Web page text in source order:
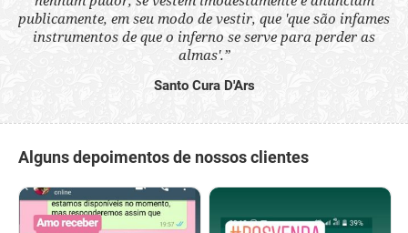
publicamente, em seu modo de vestir, que 'que são infames
instrumentos de que o inferno se serve para perder as
almas'.”
Santo Cura D'Ars
Alguns depoimentos de nossos clientes